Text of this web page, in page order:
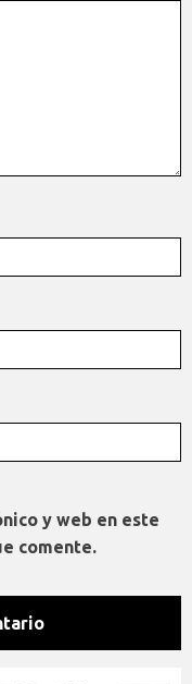
y web en este
comente.